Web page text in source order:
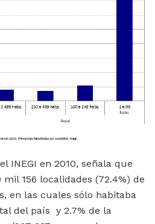
INEGI en 2010, señala que
mil 156 localidades (72.4%) de
en las cuales sólo habitaba
del país y 2.7% de la